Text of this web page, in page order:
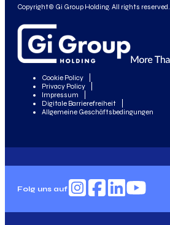
Copyright© Gi Group Holding. All rights reserved.
Cookie Policy
Privacy Policy
Impressum
Digitale Barrierefreiheit
Allgemeine Geschäftsbedingungen
Folg uns auf